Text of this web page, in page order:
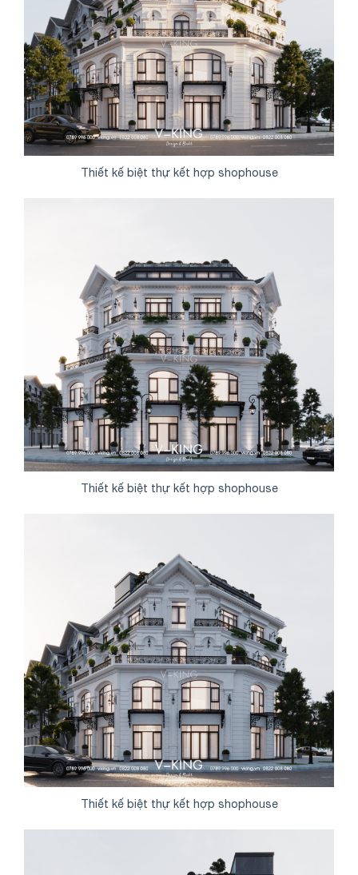
Thiết kế biệt thự kết hợp shophouse
Thiết kế biệt thự kết hợp shophouse
Thiết kế biệt thự kết hợp shophouse